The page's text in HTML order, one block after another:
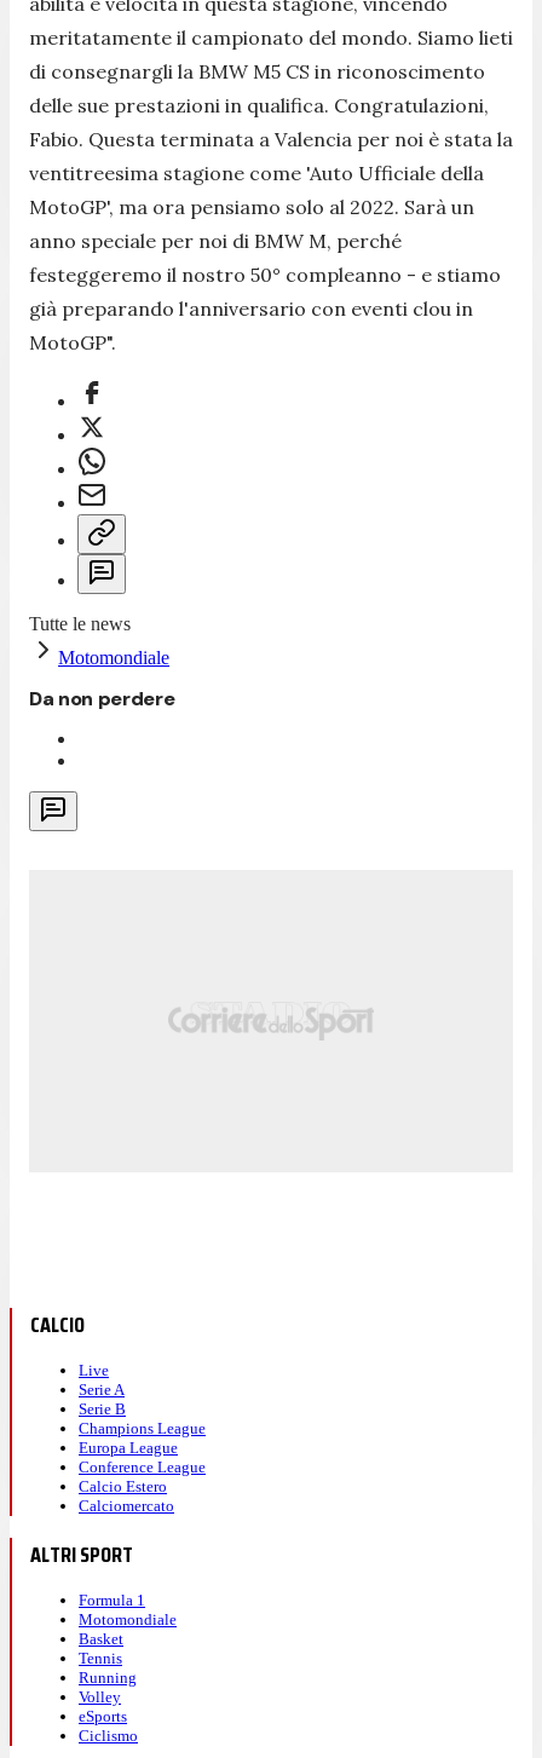
meritatamente il campionato del mondo. Siamo lieti
di consegnargli la BMW M5 CS in riconoscimento
delle sue prestazioni in qualifica. Congratulazioni,
Fabio. Questa terminata a Valencia per noi è stata la
ventitreesima stagione come 'Auto Ufficiale della
MotoGP', ma ora pensiamo solo al 2022. Sarà un
anno speciale per noi di BMW M, perché
festeggeremo il nostro 50° compleanno - e stiamo
già preparando l'anniversario con eventi clou in
MotoGP".
Tutte le news
Motomondiale
Da non perdere
CALCIO
Live
Serie A
Serie B
Champions League
Europa League
Conference League
Calcio Estero
Calciomercato
ALTRI SPORT
Formula 1
Motomondiale
Basket
Tennis
Running
Volley
eSports
Ciclismo